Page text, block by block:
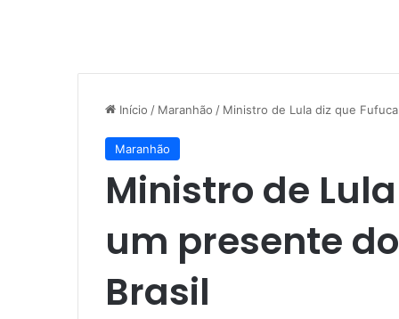
Início / Maranhão / Ministro de Lula diz que
Maranhão
Ministro de
um presente
Brasil